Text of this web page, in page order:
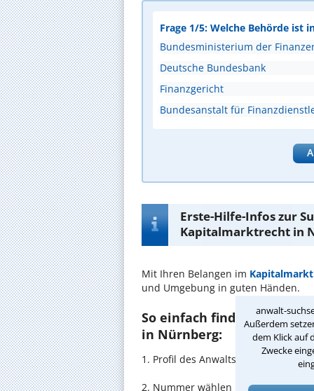
anwalt-
Außerdem
dem Klick auf
Zwecke
Frage 1/5: Welche Behörde ist
Bundesministerium der
Deutsche Bundesbank
Finanzgericht
Bundesanstalt für
Erste-Hilfe-Infos zur
Kapitalmarktrecht in
Mit Ihren Belangen im
und Umgebung in guten Händen.
So einfach finden Sie den
in Nürnberg:
1. Profil des Anwalts für
2. Nummer wählen und direkt mit